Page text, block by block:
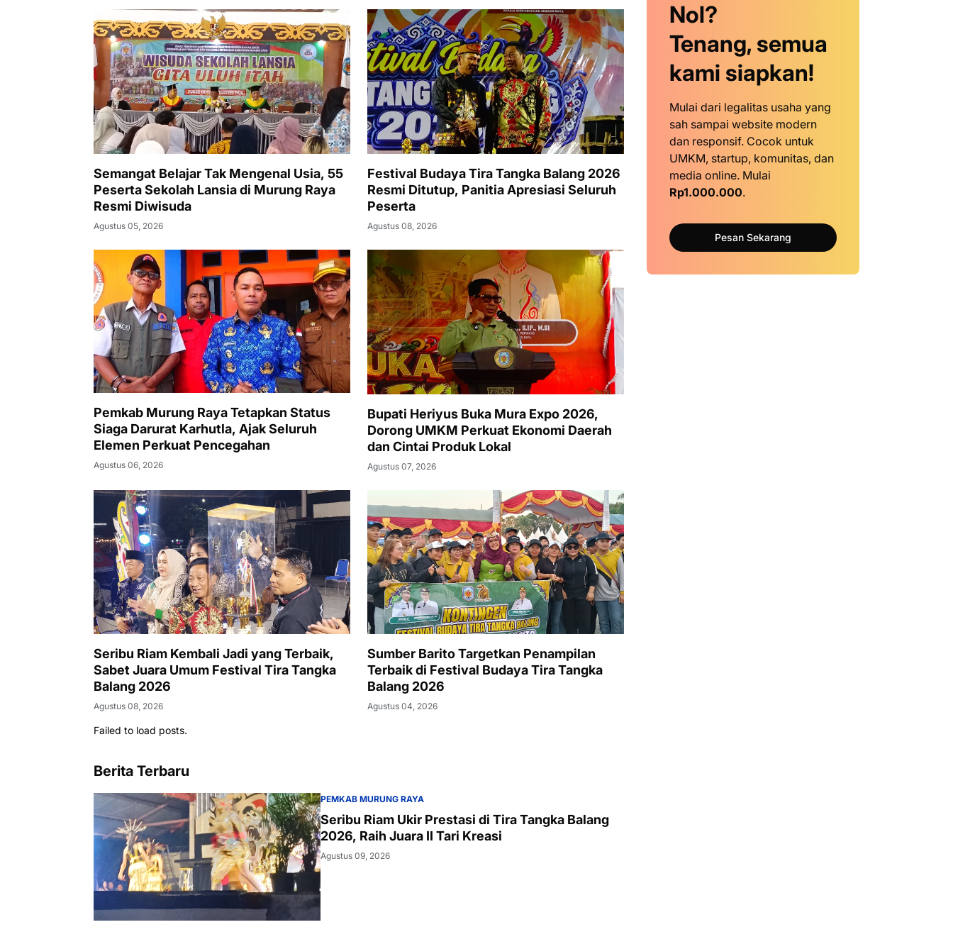
Semangat Belajar Tak Mengenal Usia, 55
Peserta Sekolah Lansia di Murung Raya
Resmi Diwisuda
Agustus 05, 2026
Festival Budaya Tira Tangka Balang 2026
Resmi Ditutup, Panitia Apresiasi Seluruh
Peserta
Agustus 08, 2026
Pemkab Murung Raya Tetapkan Status
Siaga Darurat Karhutla, Ajak Seluruh
Elemen Perkuat Pencegahan
Agustus 06, 2026
Bupati Heriyus Buka Mura Expo 2026,
Dorong UMKM Perkuat Ekonomi Daerah
dan Cintai Produk Lokal
Agustus 07, 2026
Seribu Riam Kembali Jadi yang Terbaik,
Sabet Juara Umum Festival Tira Tangka
Balang 2026
Agustus 08, 2026
Sumber Barito Targetkan Penampilan
Terbaik di Festival Budaya Tira Tangka
Balang 2026
Agustus 04, 2026
Failed to load posts.
Berita Terbaru
PEMKAB MURUNG RAYA
Seribu Riam Ukir Prestasi di Tira Tangka Balang
2026, Raih Juara II Tari Kreasi
Agustus 09, 2026
Nol?
Tenang, semua
kami siapkan!
Mulai dari legalitas usaha yang
sah sampai website modern
dan responsif. Cocok untuk
UMKM, startup, komunitas, dan
media online. Mulai
Rp1.000.000.
Pesan Sekarang